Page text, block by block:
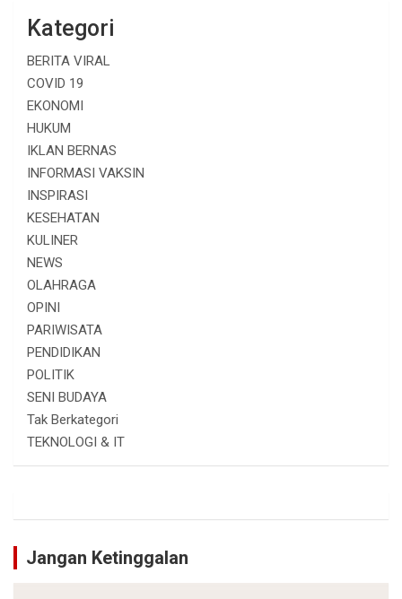
Kategori
BERITA VIRAL
COVID 19
EKONOMI
HUKUM
IKLAN BERNAS
INFORMASI VAKSIN
INSPIRASI
KESEHATAN
KULINER
NEWS
OLAHRAGA
OPINI
PARIWISATA
PENDIDIKAN
POLITIK
SENI BUDAYA
Tak Berkategori
TEKNOLOGI & IT
Jangan Ketinggalan